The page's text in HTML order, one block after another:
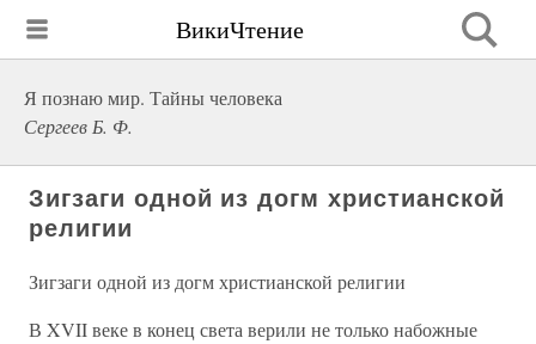
ВикиЧтение
Я познаю мир. Тайны человека
Сергеев Б. Ф.
Зигзаги одной из догм христианской
религии
Зигзаги одной из догм христианской религии
В XVII веке в конец света верили не только набожные